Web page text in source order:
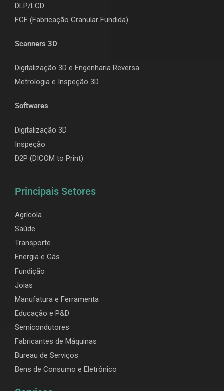
DLP/LCD
FGF (Fabricação Granular Fundida)
Scanners 3D
Digitalização 3D e Engenharia Reversa
Metrologia e Inspeção 3D
Softwares
Digitalização 3D
Inspeção
D2P (DICOM to Print)
Principais Setores
Agrícola
Saúde
Transporte
Energia e Gás
Fundição
Joias
Manufatura e Ferramenta
Educação e P&D
Semicondutores
Fabricantes de Máquinas
Bureau de Serviços
Bens de Consumo e Eletrônico